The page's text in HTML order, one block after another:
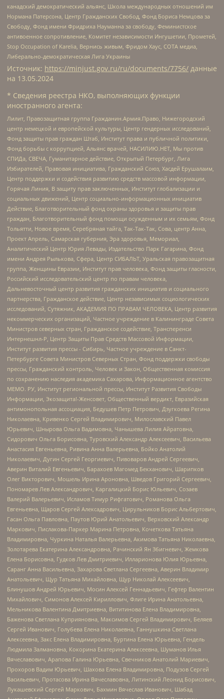
канадский демократический альянс, Школа международных отношений им
Нормана Патерсона, Центр Гражданских Свобод, Фонд Бориса Немцова за
Свободу, Фонд имени Фридриха Науманна за свободу, Феминистское
антивоенное сопротивление, Комитет независимости Ингушетии, Прометей,
Stop Occupation of Karelia, Вернись живым, Фридом Хаус, СОТА медиа,
Либерально-демократическая Лига Украины
Источник: https://minjust.gov.ru/ru/documents/7756/ данные
на 13.05.2024
* Сведения реестра НКО, выполняющих функции
иностранного агента:
Лилит, Правозащитная группа Гражданин.Армия.Право, Нижегородский
центр немецкой и европейской культуры, Центр гендерных исследований,
Фонд защиты прав граждан Штаб, Институт права и публичной политики,
Фонд борьбы с коррупцией, Альянс врачей, НАСИЛИЮ.НЕТ, Мы против
СПИДа, СВЕЧА, Гуманитарное действие, Открытый Петербург, Лига
Избирателей, Правовая инициатива, Гражданский Союз, Хасдей Ерушалаим,
Центр поддержки и содействия развитию средств массовой информации,
Горячая Линия, В защиту прав заключенных, Институт глобализации и
социальных движений, Центр социально-информационных инициатив
Действие, Благотворительный фонд охраны здоровья и защиты прав
граждан, Благотворительный фонд помощи осужденным и их семьям, Фонд
Тольятти, Новое время, Серебряная тайга, Так-Так-Так, Сова, центр Анна,
Проект Апрель, Самарская губерния, Эра здоровья, Мемориал,
Аналитический Центр Юрия Левады, Издательство Парк Гагарина, Фонд
имени Андрея Рылькова, Сфера, Центр СИБАЛЬТ, Уральская правозащитная
группа, Женщины Евразии, Институт прав человека, Фонд защиты гласности,
Российский исследовательский центр по правам человека,
Дальневосточный центр развития гражданских инициатив и социального
партнерства, Гражданское действие, Центр независимых социологических
исследований, Сутяжник, АКАДЕМИЯ ПО ПРАВАМ ЧЕЛОВЕКА, Центр развития
некоммерческих организаций, Частное учреждение в Калининграде Совета
Министров северных стран, Гражданское содействие, Трансперенси
Интернешнл-Р, Центр Защиты Прав Средств Массовой Информации,
Институт развития прессы - Сибирь, Частное учреждение в Санкт-
Петербурге Совета Министров Северных Стран, Фонд поддержки свободы
прессы, Гражданский контроль, Человек и Закон, Общественная комиссия
по сохранению наследия академика Сахарова, Информационное агентство
МЕМО. РУ, Институт региональной прессы, Институт Развития Свободы
Информации, Экозащита!-Женсовет, Общественный вердикт, Евразийская
антимонопольная ассоциация, Бедушев Петр Петрович, Дзугкоева Регина
Николаевна, Кривенко Сергей Владимирович, Милославский Павел
Юрьевич, Шнырова Ольга Вадимовна, Чанышева Лилия Айратовна,
Сидорович Ольга Борисовна, Туровский Александр Алексеевич, Васильева
Анастасия Евгеньевна, Ривина Анна Валерьевна, Бойко Анатолий
Николаевич, Дугин Сергей Георгиевич, Пивоваров Андрей Сергеевич,
Аверин Виталий Евгеньевич, Барахоев Магомед Бекханович, Шарипков
Олег Викторович, Мошель Ирина Ароновна, Шведов Григорий Сергеевич,
Пономарев Лев Александрович, Каргалицкий Борис Юльевич, Созаев
Валерий Валерьевич, Исламов Тимур Рифгатович, Романова Ольга
Евгеньевна, Щаров Сергей Алексадрович, Цирульников Борис Альбертович,
Гасан Ольга Павловна, Паутов Юрий Анатольевич, Верховский Александр
Маркович, Пислакова-Паркер Марина Петровна, Кочеткова Татьяна
Владимировна, Чуркина Наталья Валерьевна, Акимова Татьяна Николаевна,
Золотарева Екатерина Александровна, Рачинский Ян Збигневич, Жемкова
Елена Борисовна, Гудков Лев Дмитриевич, Илларионова Юлия Юрьевна,
Саранг Анна Васильевна, Захарова Светлана Сергеевна, Аверин Владимир
Анатольевич, Щур Татьяна Михайловна, Щур Николай Алексеевич,
Блинушов Андрей Юрьевич, Мосин Алексей Геннадьевич, Гефтер Валентин
Михайлович, Симонов Алексей Кириллович, Флиге Ирина Анатольевна,
Мельникова Валентина Дмитриевна, Вититинова Елена Владимировна,
Баженова Светлана Куприяновна, Максимов Сергей Владимирович, Беляев
Сергей Иванович, Голубева Елена Николаевна, Ганнушкина Светлана
Алексеевна, Закс Елена Владимировна, Буртина Елена Юрьевна, Гендель
Людмила Залмановна, Кокорина Екатерина Алексеевна, Шуманов Илья
Вячеславович, Арапова Галина Юрьевна, Свечников Анатолий Мариевич,
Прохоров Вадим Юрьевич, Шахова Елена Владимировна, Подузов Сергей
Васильевич, Протасова Ирина Вячеславовна, Литинский Леонид Борисович,
Лукашевский Сергей Маркович, Бахмин Вячеслав Иванович, Шабад